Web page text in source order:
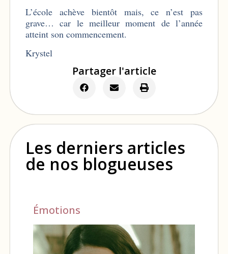
L’école achève bientôt mais, ce n’est pas
grave… car le meilleur moment de l’année
atteint son commencement.
Krystel
Partager l'article
Les derniers articles
de nos blogueuses
Émotions